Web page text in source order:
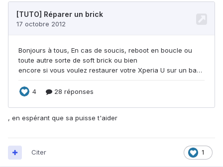
, en espérant que sa puisse t'aider
1
Citer